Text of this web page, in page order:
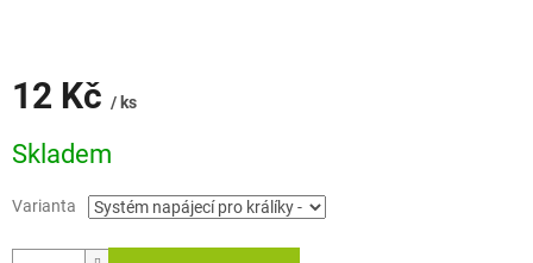
12 Kč / ks
cena:
Skladem
Varianta